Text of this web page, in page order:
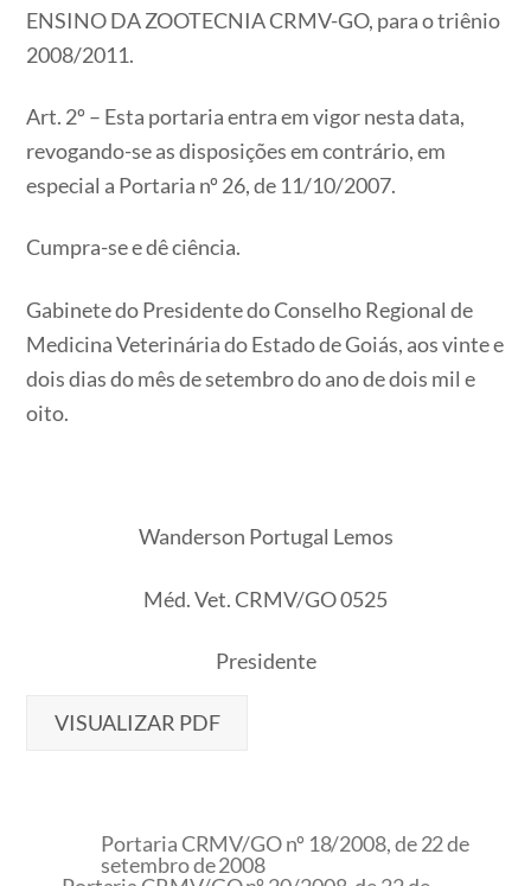
ENSINO DA ZOOTECNIA CRMV-GO, para o triênio
2008/2011.
Art. 2º – Esta portaria entra em vigor nesta data,
revogando-se as disposições em contrário, em
especial a Portaria nº 26, de 11/10/2007.
Cumpra-se e dê ciência.
Gabinete do Presidente do Conselho Regional de
Medicina Veterinária do Estado de Goiás, aos vinte e
dois dias do mês de setembro do ano de dois mil e
oito.
Wanderson Portugal Lemos
Méd. Vet. CRMV/GO 0525
Presidente
VISUALIZAR PDF
Portaria CRMV/GO nº 18/2008, de 22 de
setembro de 2008